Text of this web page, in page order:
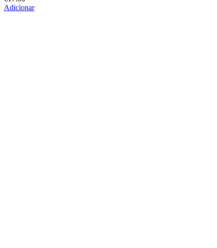
Adicionar